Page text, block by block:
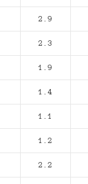
2.9
2.3
1.9
1.4
1.1
1.2
2.2